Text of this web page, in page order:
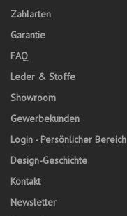
Zahlarten
Garantie
FAQ
Leder & Stoffe
Showroom
Gewerbekunden
Login - Persönlicher Bereich
Design-Geschichte
Kontakt
Newsletter